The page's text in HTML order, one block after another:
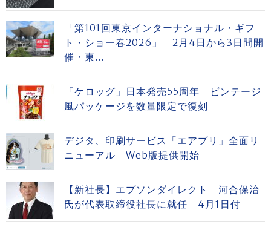
「第101回東京インターナショナル・ギフ
ト・ショー春2026」 2月4日から3日間開
催・東...
「ケロッグ」日本発売55周年 ビンテージ
風パッケージを数量限定で復刻
デジタ、印刷サービス「エアプリ」全面リ
ニューアル Web版提供開始
【新社長】エプソンダイレクト 河合保治
氏が代表取締役社長に就任 4月1日付